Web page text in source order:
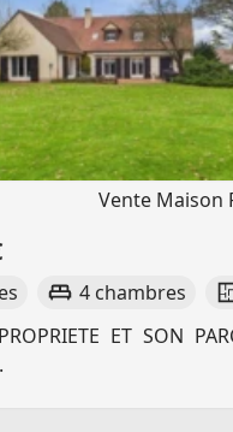
Vente Maison
4 chambres
ET SON